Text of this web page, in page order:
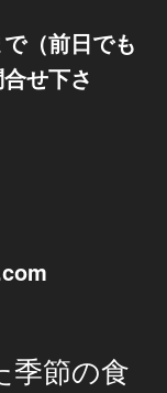
（前日でも
せ下さ
季節の食